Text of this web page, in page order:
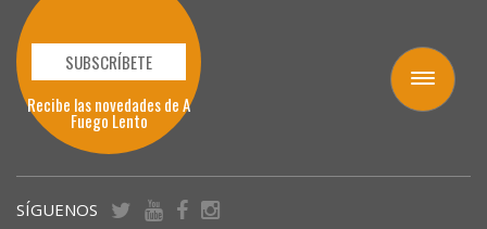
Toggle
navigation
SUBSCRÍBETE
Recibe las novedades de A
Fuego Lento
SÍGUENOS